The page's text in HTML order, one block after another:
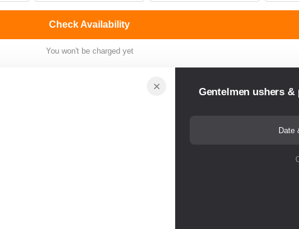
Check Availability
You won't be charged yet
Gentelmen ushers &
Date